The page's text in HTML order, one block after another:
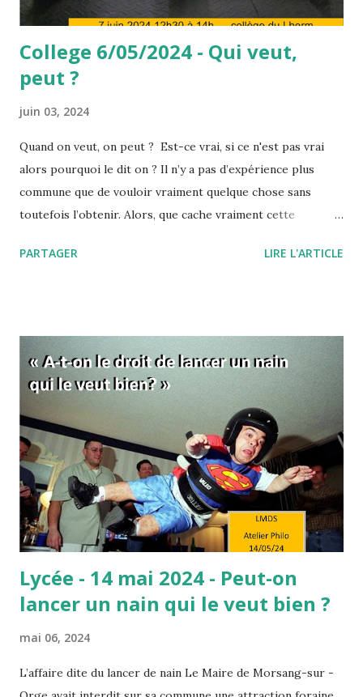
College 6/05/2024 - Qui veut,
peut ?
juin 03, 2024
Quand on veut, on peut ? Est-ce vrai, si ce n'est pas vrai
alors pourquoi le dit on ? Il n’y a pas d’expérience plus
commune que de vouloir vraiment quelque chose sans
toutefois l’obtenir. Alors, que cache vraiment cette
donner les moyens" ? Pourquoi, quand on veut, on ne peut
"vraiment" ! Comme si c'était une simple question de
volonté… C’est aussi une manière de vous dire que si vous
fournissiez des efforts, eh bien ils s’avèreraient payants.
C’est donc comme si, de la volonté, découlaient forcément
les efforts, et des efforts les résultats. En fait, derrière
cette formule, se cache l’idée que le travail paie
nécessairement, et donc que celles et ceux qui réussissent
le méritent car il suffit de ...
PARTAGER LIRE L'ARTICLE
Lycée - 14 mai 2024 - Peut-on
lancer un nain qui le veut bien ?
mai 06, 2024
L’affaire dite du lancer de nain Le Maire de Morsang-sur -